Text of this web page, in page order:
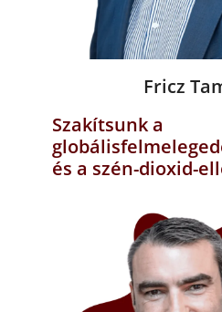
Fricz
Szakítsunk a
és a szén-dioxid-